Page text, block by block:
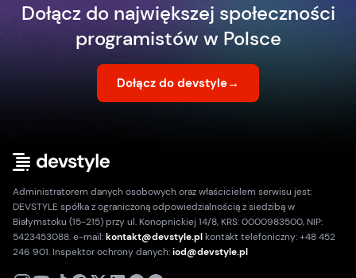
Dołącz do największej społeczności
programistów w Polsce
Dołącz do devstyle→
Administratorem danych osobowych oraz właścicielem serwisu jest:
DEVSTYLE spółka z ograniczoną odpowiedzialnością z siedzibą w
Białymstoku (15-215) przy ul. Konopnickiej 14/8, KRS: 0000983500, NIP:
5423453088. e-mail:kontakt@devstyle.plkontakt telefoniczny: +48 452
246 901. Inspektor ochrony danych:iod@devstyle.pl